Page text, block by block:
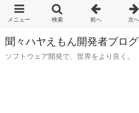
聞々ハヤえもん開発者ブログ
ソフトウェア開発で、世界をより良く。